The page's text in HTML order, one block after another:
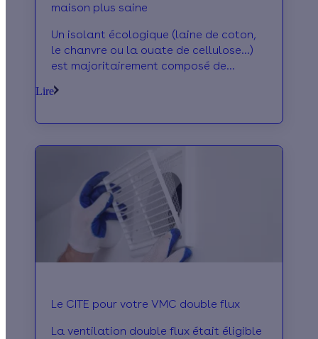
maison plus saine
Un isolant écologique (laine de coton,
le chanvre ou la ouate de cellulose…)
est majoritairement composé de
impact sur l'environnement et leurs
isolants de choix pour des
constructions durables.
Lire
Le CITE pour votre VMC double flux
La ventilation double flux était éligible